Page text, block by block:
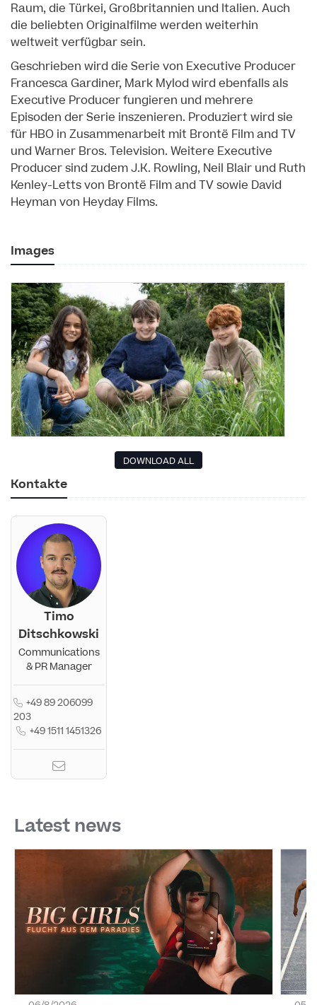
Raum, die Türkei, Großbritannien und Italien. Auch
die beliebten Originalfilme werden weiterhin
weltweit verfügbar sein.
Geschrieben wird die Serie von Executive Producer
Francesca Gardiner, Mark Mylod wird ebenfalls als
Executive Producer fungieren und mehrere
Episoden der Serie inszenieren. Produziert wird sie
für HBO in Zusammenarbeit mit Brontë Film and TV
und Warner Bros. Television. Weitere Executive
Producer sind zudem J.K. Rowling, Neil Blair und Ruth
Kenley-Letts von Brontë Film and TV sowie David
Heyman von Heyday Films.
Images
DOWNLOAD ALL
Kontakte
Timo
Ditschkowski
Communications
& PR Manager
+49 89 206099
203
+49 1511 1451326
Latest news